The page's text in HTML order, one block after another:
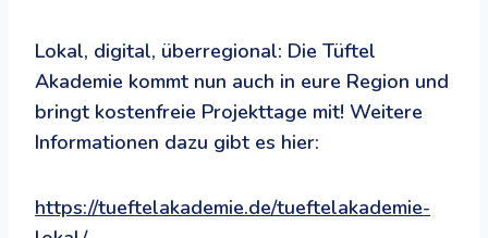
Lokal, digital, überregional: Die Tüftel
Akademie kommt nun auch in eure Region und
bringt kostenfreie Projekttage mit! Weitere
Informationen dazu gibt es hier:
https://tueftelakademie.de/tueftelakademie-